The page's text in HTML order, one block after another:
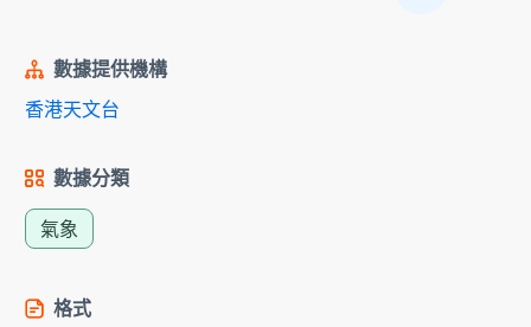
數據提供機構
香港天文台
數據分類
氣象
格式